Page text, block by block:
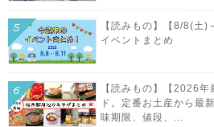
【読みもの】【8/8(土
イベントまとめ
【読みもの】【2026
ド。定番お土産から最
味期限、値段、...